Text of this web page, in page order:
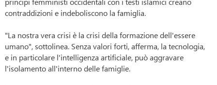
contraddizioni e indeboliscono la famiglia.
"La nostra vera crisi è la crisi della formazione dell'essere
umano", sottolinea. Senza valori forti, afferma, la tecnologia,
e in particolare l'intelligenza artificiale, può aggravare
l'isolamento all'interno delle famiglie.